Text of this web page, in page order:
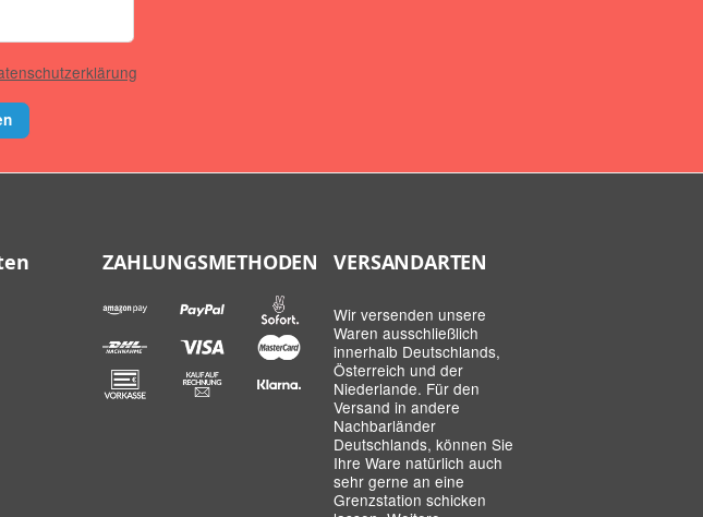
ZAHLUNGSMETHODEN VERSANDARTEN
Wir versenden unsere
Waren ausschließlich
innerhalb Deutschlands,
Österreich und der
Niederlande. Für den
Versand in andere
Nachbarländer
Deutschlands, können Sie
Ihre Ware natürlich auch
sehr gerne an eine
Grenzstation schicken